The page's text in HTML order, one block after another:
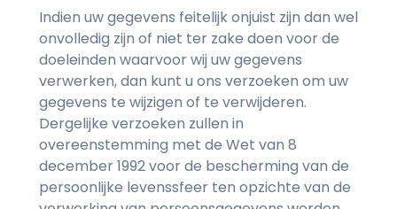
Indien uw gegevens feitelijk onjuist zijn dan wel
onvolledig zijn of niet ter zake doen voor de
doeleinden waarvoor wij uw gegevens
verwerken, dan kunt u ons verzoeken om uw
gegevens te wijzigen of te verwijderen.
Dergelijke verzoeken zullen in
overeenstemming met de Wet van 8
december 1992 voor de bescherming van de
persoonlijke levenssfeer ten opzichte van de